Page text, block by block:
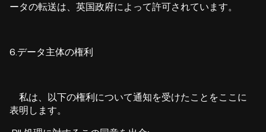
ータの転送は、英国政府によって許可されています。
6.データ主体の権利
私は、以下の権利について通知を受けたことをここに
表明します。